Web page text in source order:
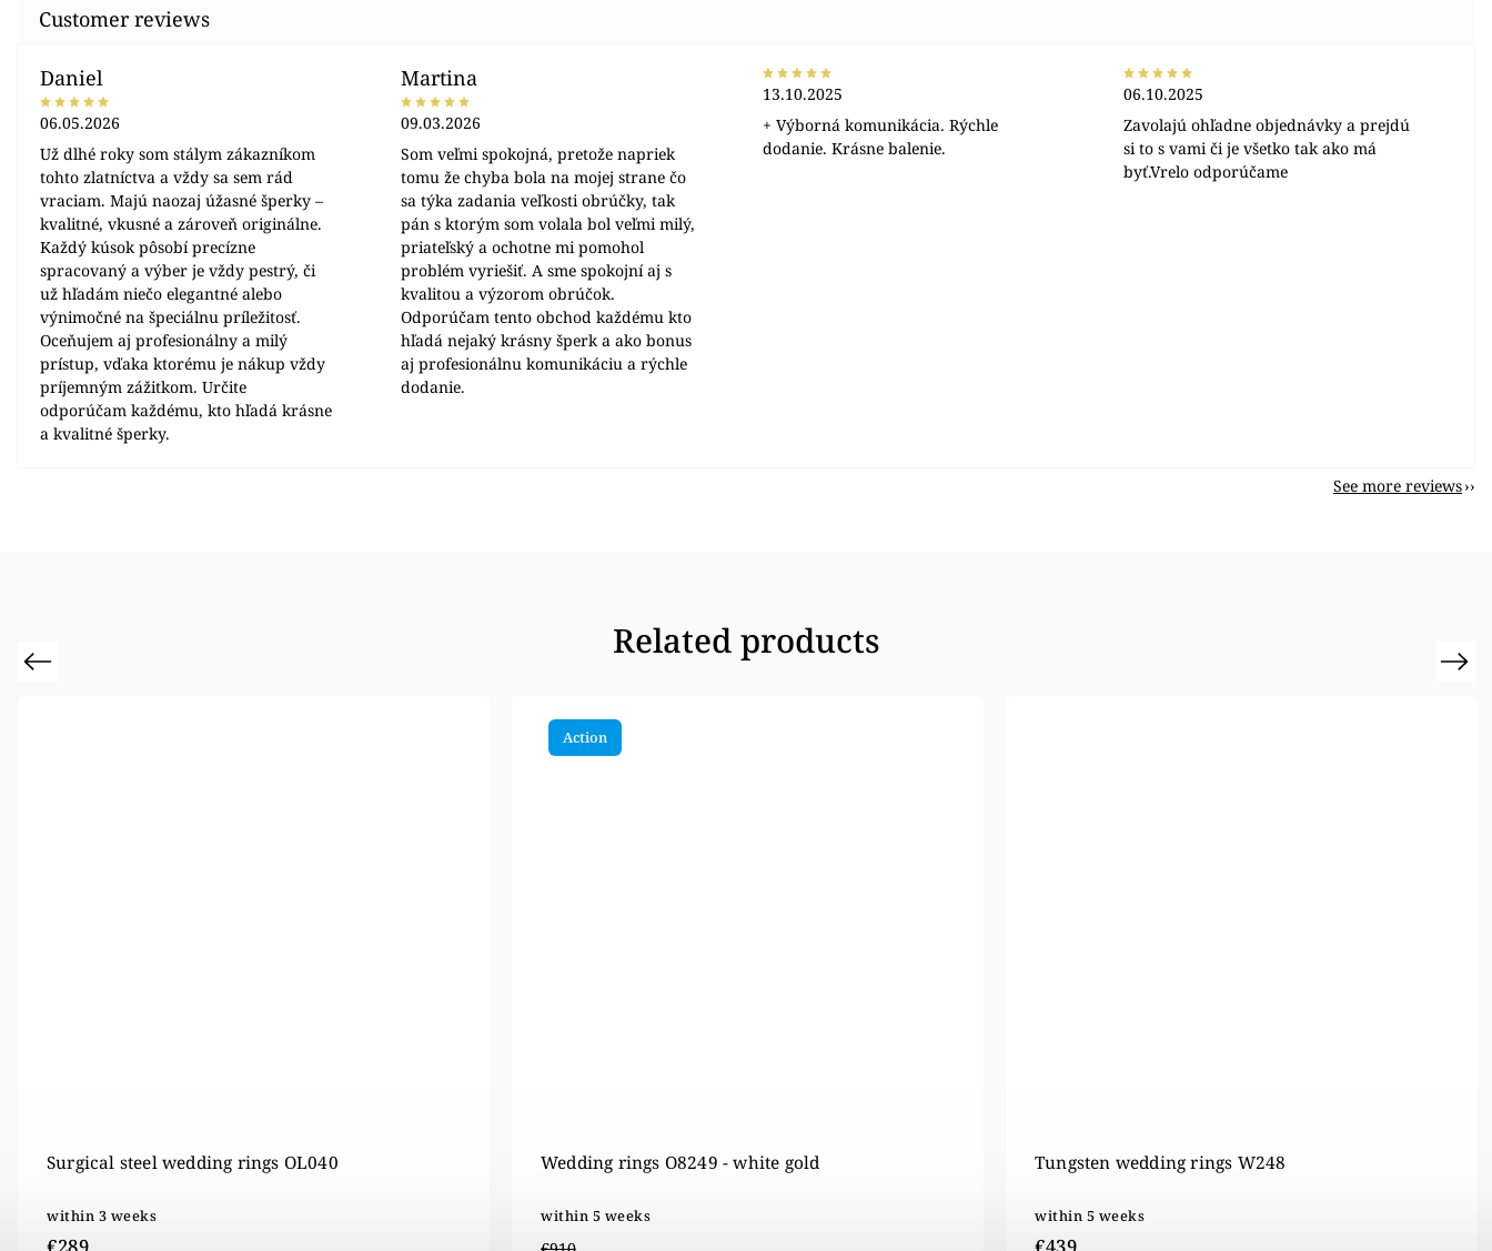
Daniel
06.05.2026
Už dlhé roky som stálym zákazníkom
tohto zlatníctva a vždy sa sem rád
vraciam. Majú naozaj úžasné šperky –
kvalitné, vkusné a zároveň originálne.
Každý kúsok pôsobí precízne
spracovaný a výber je vždy pestrý, či
už hľadám niečo elegantné alebo
výnimočné na špeciálnu príležitosť.
Oceňujem aj profesionálny a milý
prístup, vďaka ktorému je nákup vždy
príjemným zážitkom. Určite
odporúčam každému, kto hľadá krásne
a kvalitné šperky.
Martina
09.03.2026
Som veľmi spokojná, pretože napriek
tomu že chyba bola na mojej strane čo
sa týka zadania veľkosti obrúčky, tak
pán s ktorým som volala bol veľmi milý,
priateľský a ochotne mi pomohol
problém vyriešiť. A sme spokojní aj s
kvalitou a výzorom obrúčok.
Odporúčam tento obchod každému kto
hľadá nejaký krásny šperk a ako bonus
aj profesionálnu komunikáciu a rýchle
dodanie.
13.10.2025
+ Výborná komunikácia. Rýchle
dodanie. Krásne balenie.
06.10.2025
Zavolajú ohľadne objednávky a prejdú
si to s vami či je všetko tak ako má
byť.Vrelo odporúčame
See more reviews
Related products
Previous
Tungsten wedding rings W248
within 5 weeks
Action
Wedding rings OE-8492 - white gold
within 5 weeks
Surgical steel wedding rings OSRZ0480
In stock
Next